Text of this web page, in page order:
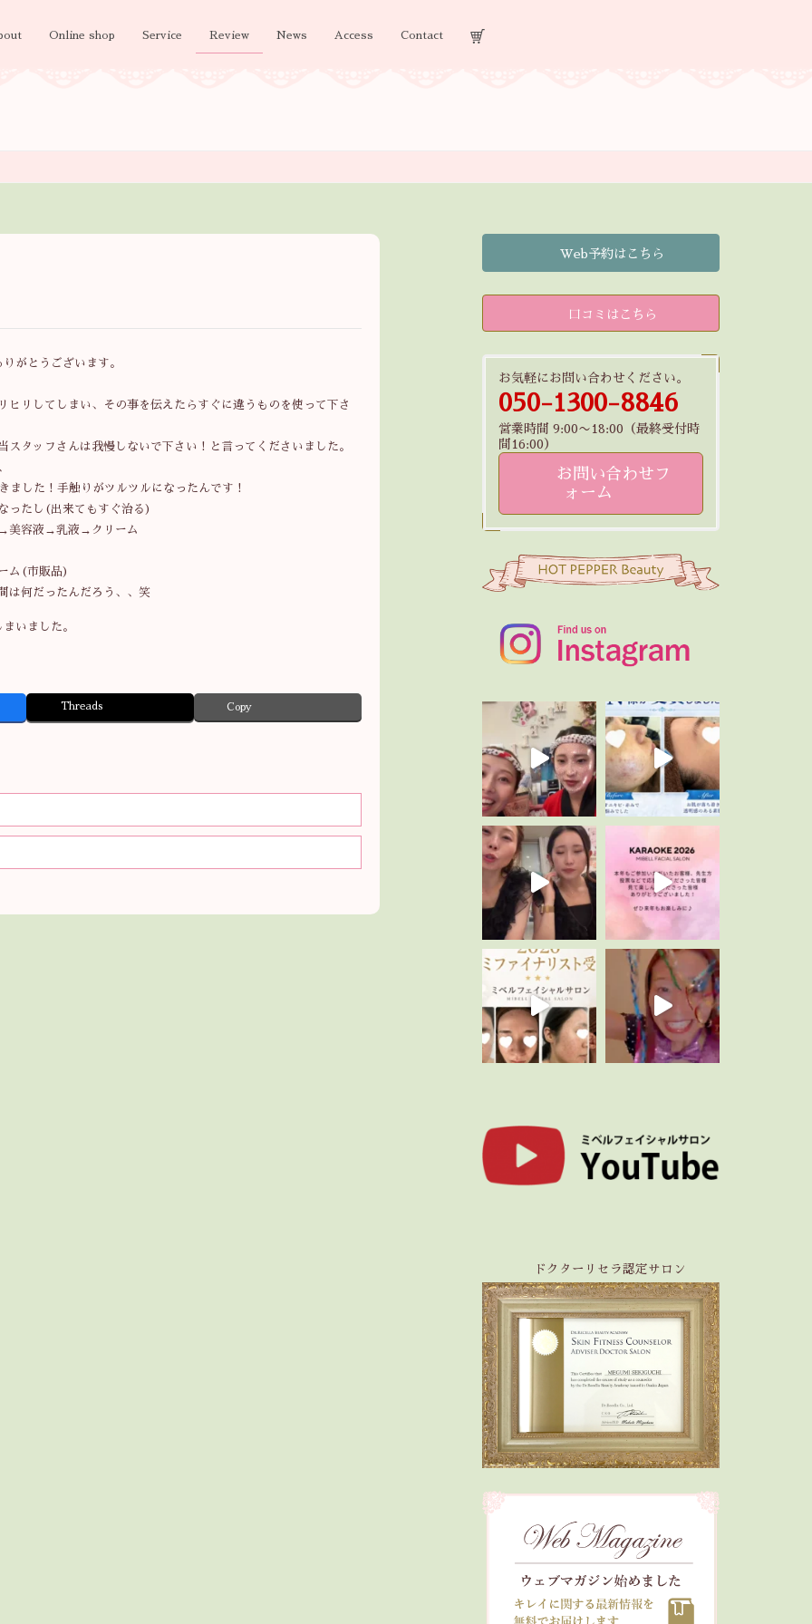
Online shop Service Review News Access Contact
がとうございます。
リしてしまい、その事を伝えたらすぐに違うものを使って下さ
タッフさんは我慢しないで下さい！と言ってくださいました。
ました！手触りがツルツルになったんです！
ったし(出来てもすぐ治る)
美容液→乳液→クリーム
ム(市販品)
は何だったんだろう、、笑
いました。
Threads Copy
Web予約はこちら
口コミはこちら
お気軽にお問い合わせください。
050-1300-8846
営業時間 9:00〜18:00（最終受付時
間16:00）
お問い合わせフ
ォーム
ドクターリセラ認定サロン